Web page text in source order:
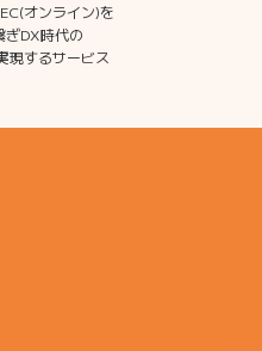
オンライン)を
ぎDX時代の
現するサービス